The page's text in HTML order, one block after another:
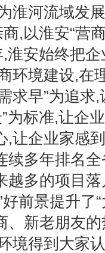
淮河流域发
,以淮安“营
,淮安始终把
环境建设,在
求早”为追求
为标准,让企
,让企业家感
续多年排名
越多的项目
好前景提升了
、新老朋友
境得到大家